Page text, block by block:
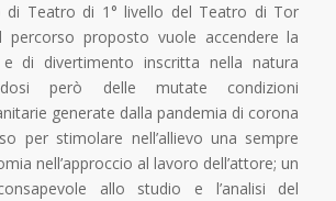
di Teatro di 1° livello del Teatro di Tor
percorso proposto vuole accendere la
di divertimento inscritta nella natura
però delle mutate condizioni
generate dalla pandemia di corona
per stimolare nell’allievo una sempre
nell’approccio al lavoro dell’attore; un
allo studio e l’analisi del